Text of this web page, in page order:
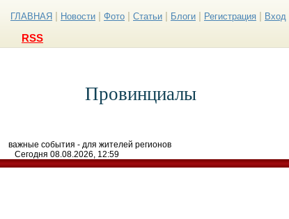
ГЛАВНАЯ Новости Фото Статьи Блоги Регистрация Вход
RSS
Провинциалы
важные события - для жителей регионов
Сегодня 08.08.2026, 12:59